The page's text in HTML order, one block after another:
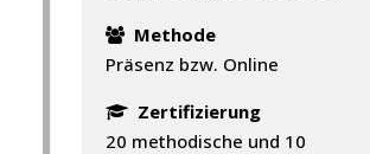
Methode
Präsenz bzw. Online
Zertifizierung
20 methodische und 10